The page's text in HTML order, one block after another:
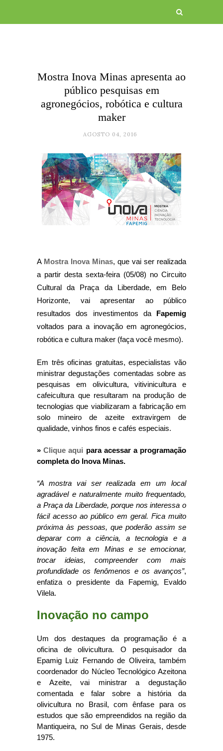
Mostra Inova Minas apresenta ao
público pesquisas em
agronegócios, robótica e cultura
maker
AGOSTO 04, 2016
A Mostra Inova Minas, que vai ser realizada
a partir desta sexta-feira (05/08) no Circuito
Cultural da Praça da Liberdade, em Belo
Horizonte, vai apresentar ao público
resultados dos investimentos da Fapemig
voltados para a inovação em agronegócios,
robótica e cultura maker (faça você mesmo).
Em três oficinas gratuitas, especialistas vão
ministrar degustações comentadas sobre as
pesquisas em olivicultura, vitivinicultura e
cafeicultura que resultaram na produção de
tecnologias que viabilizaram a fabricação em
solo mineiro de azeite extravirgem de
qualidade, vinhos finos e cafés especiais.
»Clique aqui para acessar a programação
completa do Inova Minas.
“A mostra vai ser realizada em um local
agradável e naturalmente muito frequentado,
a Praça da Liberdade, porque nos interessa o
fácil acesso ao público em geral. Fica muito
próxima às pessoas, que poderão assim se
deparar com a ciência, a tecnologia e a
inovação feita em Minas e se emocionar,
trocar ideias, compreender com mais
profundidade os fenômenos e os avanços”,
enfatiza o presidente da Fapemig, Evaldo
Vilela.
Inovação no campo
Um dos destaques da programação é a
oficina de olivicultura. O pesquisador da
Epamig Luiz Fernando de Oliveira, também
coordenador do Núcleo Tecnológico Azeitona
e Azeite, vai ministrar a degustação
comentada e falar sobre a história da
olivicultura no Brasil, com ênfase para os
estudos que são empreendidos na região da
Mantiqueira, no Sul de Minas Gerais, desde
1975.